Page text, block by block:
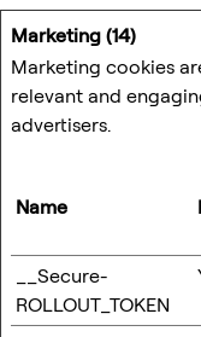
Marketing (14)
Marketing cookies
relevant and
advertisers.
Name
__Secure-
ROLLOUT_TOKEN